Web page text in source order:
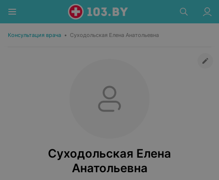
Консультация врача • Суходольская Елена Анатольевна
Суходольская Елена
Анатольевна